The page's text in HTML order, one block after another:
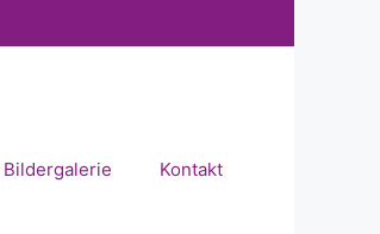
Bildergalerie Kontakt